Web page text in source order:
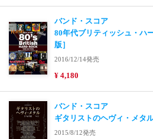
バンド・スコア
80年代ブリティッシュ・ハ
版］
2016/12/14発売
¥ 4,180
バンド・スコア
ギタリストのヘヴィ・メタ
2015/8/12発売